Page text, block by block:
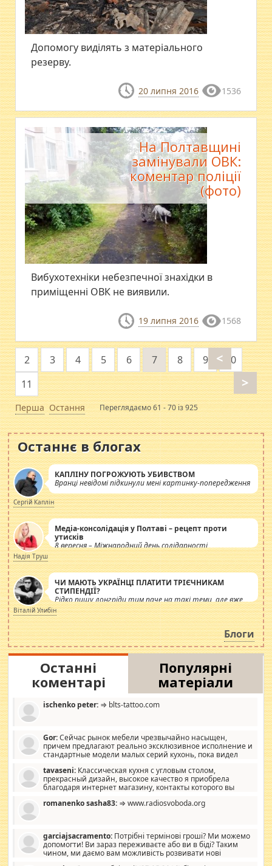
Допомогу виділять з матеріального
резерву.
20 липня 2016 1536
На Полтавщині
замінували ОВК:
коментар поліції
(фото)
Вибухотехніки небезпечної знахідки в
приміщенні ОВК не виявили.
19 липня 2016 1568
Перша
<
2 3 4 5 6 7 8 9
10
11
>
Остання Переглядаємо 61 - 70 із 925
Останнє в блогах
КАПЛІНУ ПОГРОЖУЮТЬ УБИВСТВОМ
Вранці невідомі підкинули мені картинку-попередження
Сергій Каплін
Медіа-консолідація у Полтаві – рецепт проти
утисків
8 вересня – Міжнародний день солідарності
журналістів.
Надія Труш
ЧИ МАЮТЬ УКРАЇНЦІ ПЛАТИТИ ТРІЄЧНИКАМ
СТИПЕНДІЇ?
Рідко пишу лонгріди тим паче на такі теми, але вже
просто дістало! Обурюють сьогоднішні інсенуації
навколо стипендіального питання. Штучно
роздувається ще одна соціальна катастрофа.
Віталій Улибін
Блоги
Останні
коментарі
Популярні
матеріали
ischenko peter: ⇒ blts-tattoo.com
Gor:Сейчас рынок мебели чрезвычайно насыщен,
причем предлагают реально эксклюзивное исполнение и
стандартные модели малых серий кухонь, пока видел
стандартные формы, в MebelOk, креативненько и что главное -
со вкусом все в порядке, без ненужных наворотов удорожающих
мебель, а это не последний фактор.
tavaseni: Классическая кухня с угловым столом,
прекрасный дизайн, высокое качество я приобрела
благодаря интернет магазину, контакты которого вы
romanenko sasha83: ⇒ www.radiosvoboda.org
garciajsacramento: Потрібні термінові гроші? Ми можемо
допомогти! Ви зараз переживаєте або ви в біді? Таким
чином, ми даємо вам можливість розвивати нові